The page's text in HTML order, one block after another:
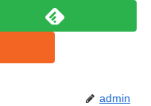
admin